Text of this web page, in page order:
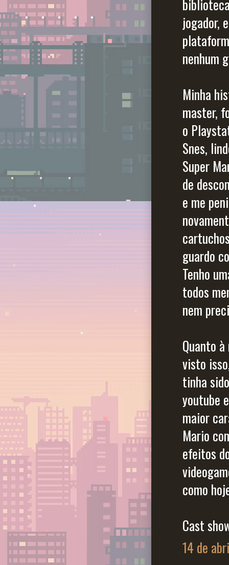
jogador,
nenhum
Minha
master,
o
Snes,
Super
de
e me
guardo
Tenho
todos
nem
Quanto
visto
tinha
youtube
maior
Mario
efeitos
como
Cast
14 de